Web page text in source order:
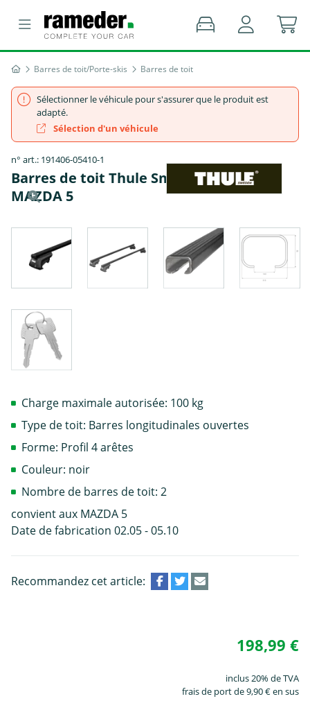
Barres de toit/Porte-skis Barres de toit
Sélectionner le véhicule pour s'assurer que le produit est
adapté.
Sélection d'un véhicule
n° art.: 191406-05410-1
Barres de toit Thule SmartRack XT -
MAZDA 5
Charge maximale autorisée: 100 kg
Type de toit: Barres longitudinales ouvertes
Forme: Profil 4 arêtes
Couleur: noir
Nombre de barres de toit: 2
convient aux MAZDA 5
Date de fabrication 02.05 - 05.10
Recommandez cet article:
198,99 €
inclus 20% de TVA
frais de port de 9,90 € en sus